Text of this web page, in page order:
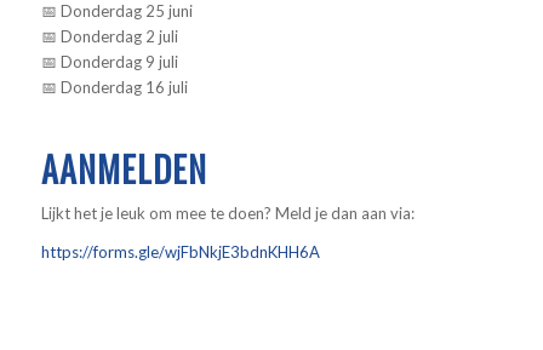
📅 Donderdag 25 juni
📅 Donderdag 2 juli
📅 Donderdag 9 juli
📅 Donderdag 16 juli
AANMELDEN
Lijkt het je leuk om mee te doen? Meld je dan aan via:
https://forms.gle/wjFbNkjE3bdnKHH6A